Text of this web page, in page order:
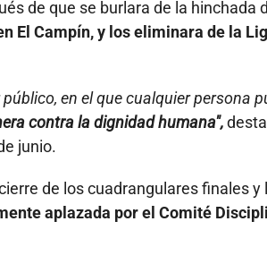
de que se burlara de la hinchada
El Campín, y los eliminara de la
en el que cualquier persona
contra la dignidad humana",
junio.
de los cuadrangulares finales y
aplazada por el Comité